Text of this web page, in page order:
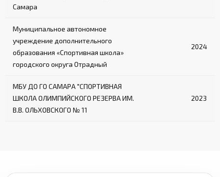
Самара
Муниципальное автономное
учреждение дополнительного
образования «Спортивная школа»
городского округа Отрадный
2024
МБУ ДО ГО САМАРА "СПОРТИВНАЯ
ШКОЛА ОЛИМПИЙСКОГО РЕЗЕРВА ИМ.
В.В. ОЛЬХОВСКОГО № 11
2023